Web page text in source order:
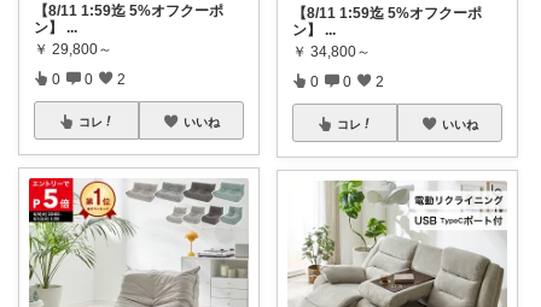
【8/11 1:59迄 5%オフクーポ
ン】
...
￥ 29,800～
0 0 2
コレ いいね
【8/11 1:59迄 5%オフクーポ
ン】
...
￥ 34,800～
0 0 2
コレ いいね